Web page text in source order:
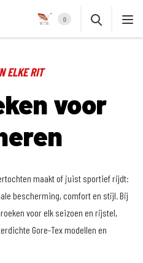
0
ELKE RIT
voor
maakt of juist sportief rijdt:
bescherming, comfort en stijl. Bij
voor elk seizoen en rijstel,
Gore-Tex modellen en